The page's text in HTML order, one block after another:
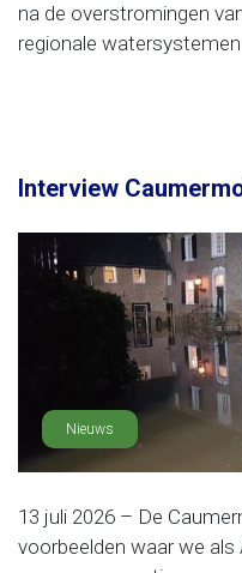
na de overstromingen
regionale
Interview
Nieuws
13 juli 2026 – De
voorbeelden waar we als